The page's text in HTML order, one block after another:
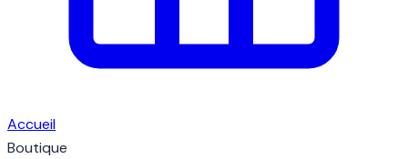
Accueil
Boutique